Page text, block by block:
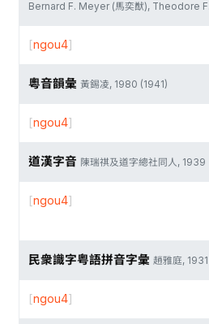
Bernard F. Meyer (馬奕猷), Theodore
[ngou4]
粵音韻彙 黃錫凌, 1980 (1941)
[ngou4]
道漢字音 陳瑞祺及道字總社同人, 1939
[ngou4]
民衆識字粤語拼音字彙 趙雅庭, 1931
[ngou4]